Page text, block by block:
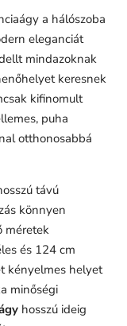
a hálószoba
eleganciát
mindazoknak
keresnek
kifinomult
puha
otthonosabbá
távú
könnyen
méretek
és 124 cm
kényelmes helyet
minőségi
hosszú ideig